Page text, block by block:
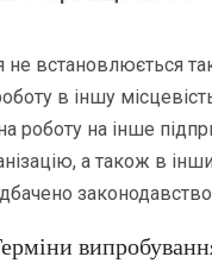
не встановлюється
в іншу
роботу на інше
а також в